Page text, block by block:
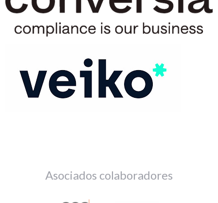
Asociados colaboradores